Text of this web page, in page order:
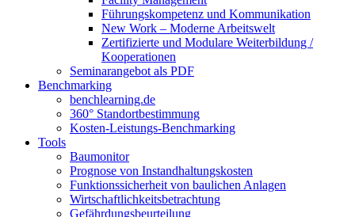
Führungskompetenz und Kommunikation
New Work – Moderne Arbeitswelt
Zertifizierte und Modulare Weiterbildung /
Kooperationen
Seminarangebot als PDF
Benchmarking
benchlearning.de
360° Standortbestimmung
Kosten-Leistungs-Benchmarking
Tools
Baumonitor
Prognose von Instandhaltungskosten
Funktionssicherheit von baulichen Anlagen
Wirtschaftlichkeitsbetrachtung
Gefährdungsbeurteilung